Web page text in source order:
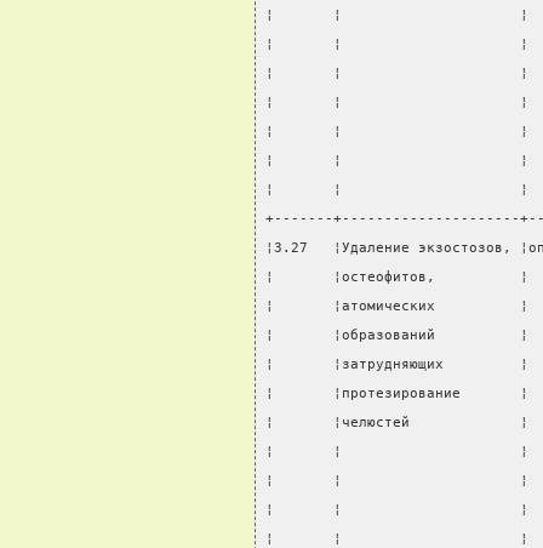
¦       ¦                     ¦
¦       ¦                     ¦
¦       ¦                     ¦
¦       ¦                     ¦
¦       ¦                     ¦
¦       ¦                     ¦
¦       ¦                     ¦
+-------+---------------------
¦3.27   ¦Удаление экзостозов,
¦       ¦остеофитов,          ¦
¦       ¦атомических          ¦
¦       ¦образований
¦       ¦затрудняющих
¦       ¦протезирование
¦       ¦челюстей             ¦
¦       ¦                     ¦
¦       ¦                     ¦
¦       ¦                     ¦
¦       ¦                     ¦